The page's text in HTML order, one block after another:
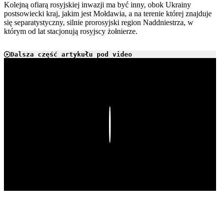
Kolejną ofiarą rosyjskiej inwazji ma być inny, obok Ukrainy
postsowiecki kraj, jakim jest Mołdawia, a na terenie której znajduje
się separatystyczny, silnie prorosyjski region Naddniestrza, w
którym od lat stacjonują rosyjscy żołnierze.
Dalsza część artykułu pod video